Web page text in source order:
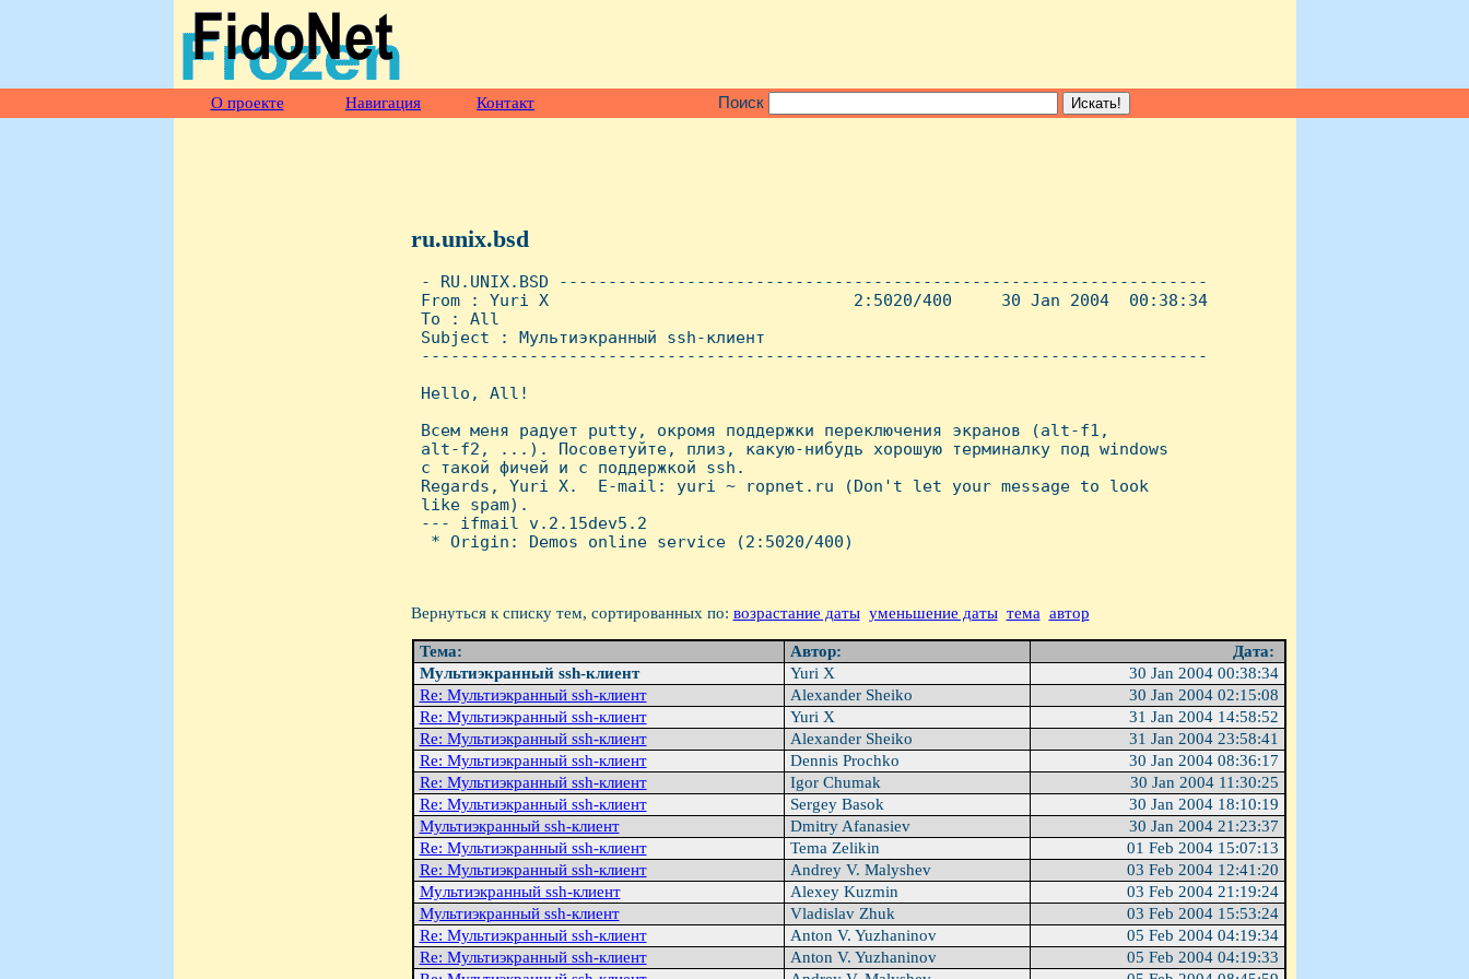
О проекте Навигация Контакт Поиск
ru.unix.bsd
- RU.UNIX.BSD ------------------------------------------------------------------
From : Yuri X                               2:5020/400     30 Jan 2004  00:38:34
To : All
Subject : Мультиэкранный ssh-клиент
--------------------------------------------------------------------------------
Hello, All!
Всем меня радует putty, окромя поддержки переключения экранов (alt-f1,
alt-f2, ...). Посоветуйте, плиз, какую-нибудь хорошую терминалку под windows
с такой фичей и с поддержкой ssh.
Regards, Yuri X.  E-mail: yuri ~ ropnet.ru (Don't let your message to look
like spam).
--- ifmail v.2.15dev5.2
  * Origin: Demos online service (2:5020/400)
Вернуться к списку тем, сортированных по: возрастание даты уменьшение даты тема автор
Тема: Автор:
Дата:
Мультиэкранный ssh-клиент
Yuri X
30 Jan 2004 00:38:34
Re: Мультиэкранный ssh-клиент
Alexander Sheiko
30 Jan 2004 02:15:08
Re: Мультиэкранный ssh-клиент
Yuri X
31 Jan 2004 14:58:52
Re: Мультиэкранный ssh-клиент
Alexander Sheiko
31 Jan 2004 23:58:41
Re: Мультиэкранный ssh-клиент
Dennis Prochko
30 Jan 2004 08:36:17
Re: Мультиэкранный ssh-клиент
Igor Chumak
30 Jan 2004 11:30:25
Re: Мультиэкранный ssh-клиент
Sergey Basok
30 Jan 2004 18:10:19
Мультиэкранный ssh-клиент
Dmitry Afanasiev
30 Jan 2004 21:23:37
Re: Мультиэкранный ssh-клиент
Tema Zelikin
01 Feb 2004 15:07:13
Re: Мультиэкранный ssh-клиент
Andrey V. Malyshev
03 Feb 2004 12:41:20
Мyльтиэкpанный ssh-клиент
Alexey Kuzmin
03 Feb 2004 21:19:24
Мультиэкранный ssh-клиент
Vladislav Zhuk
03 Feb 2004 15:53:24
Re: Мультиэкранный ssh-клиент
Anton V. Yuzhaninov
05 Feb 2004 04:19:34
Re: Мультиэкранный ssh-клиент
Anton V. Yuzhaninov
05 Feb 2004 04:19:33